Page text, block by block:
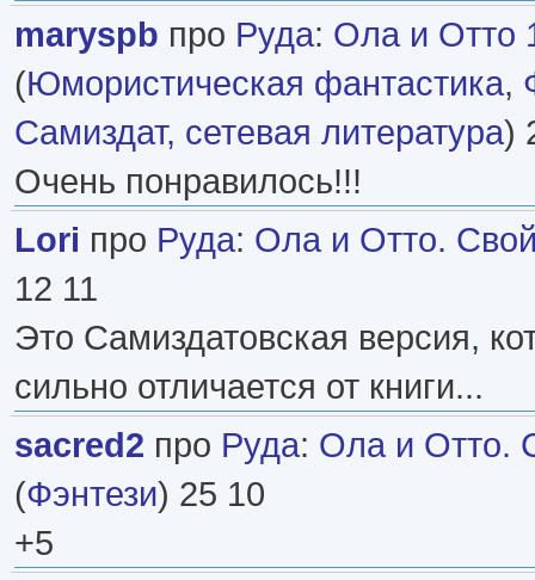
maryspb про Руда: Ола и Отто
(Юмористическая фантастика,
Самиздат, сетевая литература)
Очень понравилось!!!
Lori про Руда: Ола и Отто.
12 11
Это Самиздатовская версия,
сильно отличается от книги...
sacred2 про Руда: Ола и Отто.
(Фэнтези) 25 10
+5